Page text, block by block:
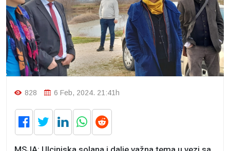
828 6 Feb, 2024. 21:41h